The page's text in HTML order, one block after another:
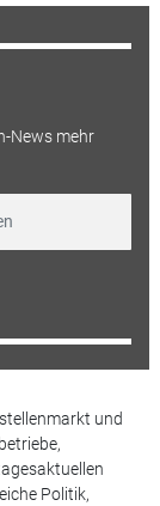
News mehr
und
Politik,